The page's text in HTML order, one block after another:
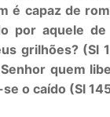
é capaz de
por aquele
grilhões? (Sl
quem
o caído (Sl